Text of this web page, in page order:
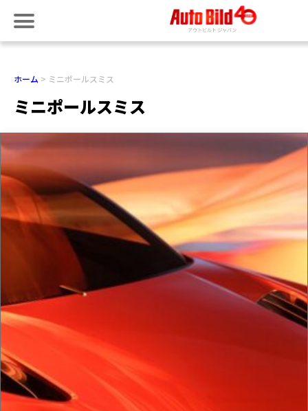
ホーム ミニポールスミス
ミニポールスミス